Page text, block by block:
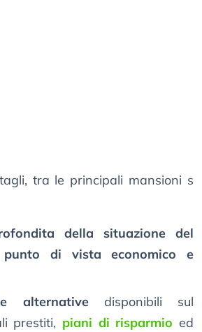
tra le principali mansioni s
della situazione del
di vista economico e
alternativedisponibili sul
prestiti, piani di risparmio ed